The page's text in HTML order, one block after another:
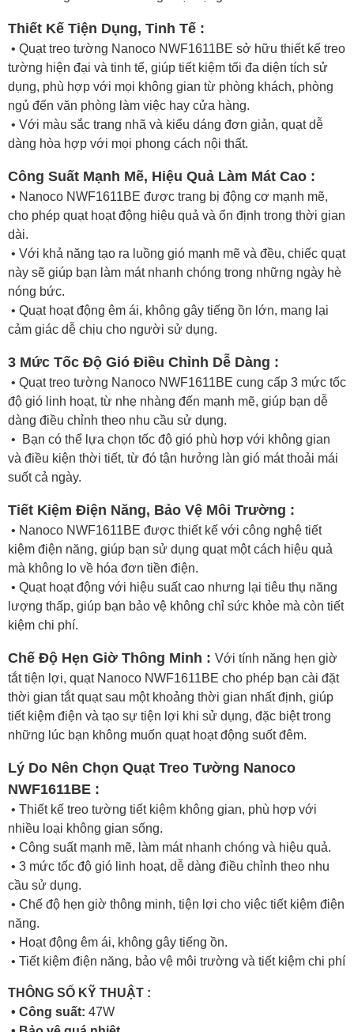
Thiết Kế Tiện Dụng, Tinh Tế :
• Quạt treo tường Nanoco NWF1611BE sở hữu thiết kế treo
tường hiện đại và tinh tế, giúp tiết kiệm tối đa diện tích sử
dụng, phù hợp với mọi không gian từ phòng khách, phòng
ngủ đến văn phòng làm việc hay cửa hàng.
• Với màu sắc trang nhã và kiểu dáng đơn giản, quạt dễ
dàng hòa hợp với mọi phong cách nội thất.
Công Suất Mạnh Mẽ, Hiệu Quả Làm Mát Cao :
• Nanoco NWF1611BE được trang bị động cơ mạnh mẽ,
cho phép quạt hoạt động hiệu quả và ổn định trong thời gian
dài.
• Với khả năng tạo ra luồng gió mạnh mẽ và đều, chiếc quạt
này sẽ giúp bạn làm mát nhanh chóng trong những ngày hè
nóng bức.
• Quạt hoạt động êm ái, không gây tiếng ồn lớn, mang lại
cảm giác dễ chịu cho người sử dụng.
3 Mức Tốc Độ Gió Điều Chỉnh Dễ Dàng :
• Quạt treo tường Nanoco NWF1611BE cung cấp 3 mức tốc
độ gió linh hoạt, từ nhẹ nhàng đến mạnh mẽ, giúp bạn dễ
dàng điều chỉnh theo nhu cầu sử dụng.
• Bạn có thể lựa chọn tốc độ gió phù hợp với không gian
và điều kiện thời tiết, từ đó tận hưởng làn gió mát thoải mái
suốt cả ngày.
Tiết Kiệm Điện Năng, Bảo Vệ Môi Trường :
• Nanoco NWF1611BE được thiết kế với công nghệ tiết
kiệm điện năng, giúp bạn sử dụng quạt một cách hiệu quả
mà không lo về hóa đơn tiền điện.
• Quạt hoạt động với hiệu suất cao nhưng lại tiêu thụ năng
lượng thấp, giúp bạn bảo vệ không chỉ sức khỏe mà còn tiết
kiệm chi phí.
Chế Độ Hẹn Giờ Thông Minh : Với tính năng hẹn giờ
tắt tiện lợi, quạt Nanoco NWF1611BE cho phép bạn cài đặt
thời gian tắt quạt sau một khoảng thời gian nhất định, giúp
tiết kiệm điện và tạo sự tiện lợi khi sử dụng, đặc biệt trong
những lúc bạn không muốn quạt hoạt động suốt đêm.
Lý Do Nên Chọn Quạt Treo Tường Nanoco
NWF1611BE :
• Thiết kế treo tường tiết kiệm không gian, phù hợp với
nhiều loại không gian sống.
• Công suất mạnh mẽ, làm mát nhanh chóng và hiệu quả.
• 3 mức tốc độ gió linh hoạt, dễ dàng điều chỉnh theo nhu
cầu sử dụng.
• Chế độ hẹn giờ thông minh, tiện lợi cho việc tiết kiệm điện
năng.
• Hoạt động êm ái, không gây tiếng ồn.
• Tiết kiệm điện năng, bảo vệ môi trường và tiết kiệm chi phí
THÔNG SỐ KỸ THUẬT :
• Công suất: 47W